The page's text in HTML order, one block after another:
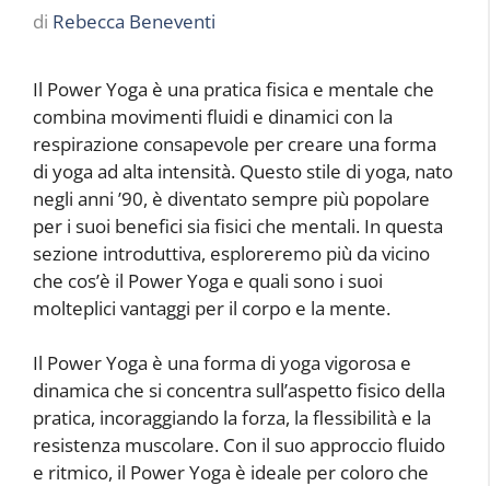
di Rebecca Beneventi
Il Power Yoga è una pratica fisica e mentale che
combina movimenti fluidi e dinamici con la
respirazione consapevole per creare una forma
di yoga ad alta intensità. Questo stile di yoga, nato
negli anni ’90, è diventato sempre più popolare
per i suoi benefici sia fisici che mentali. In questa
sezione introduttiva, esploreremo più da vicino
che cos’è il Power Yoga e quali sono i suoi
molteplici vantaggi per il corpo e la mente.
Il Power Yoga è una forma di yoga vigorosa e
dinamica che si concentra sull’aspetto fisico della
pratica, incoraggiando la forza, la flessibilità e la
resistenza muscolare. Con il suo approccio fluido
e ritmico, il Power Yoga è ideale per coloro che